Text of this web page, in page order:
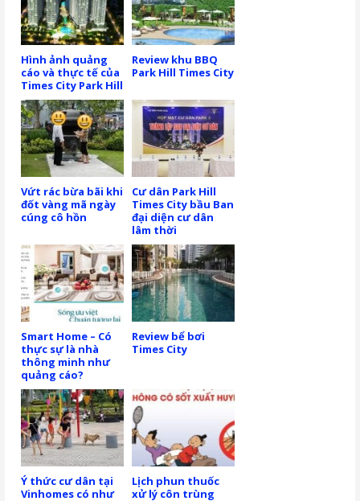
Hình ảnh quảng
cáo và thực tế của
Times City Park Hill
Review khu BBQ
Park Hill Times City
Vứt rác bừa bãi khi
đốt vàng mã ngày
cúng cô hồn
Cư dân Park Hill
Times City bầu Ban
đại diện cư dân
lâm thời
Smart Home – Có
thực sự là nhà
thông minh như
quảng cáo?
Review bể bơi
Times City
Ý thức cư dân tại
Vinhomes có như
Lịch phun thuốc
xử lý côn trùng